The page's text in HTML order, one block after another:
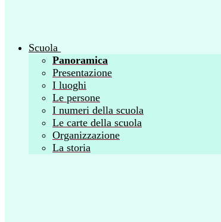
Scuola
Panoramica
Presentazione
I luoghi
Le persone
I numeri della scuola
Le carte della scuola
Organizzazione
La storia